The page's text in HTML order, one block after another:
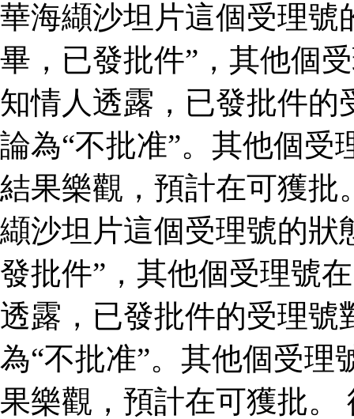
華海纈沙坦片這個受理號
畢，已發批件”，其他個
知情人透露，已發批件的
論為“不批准”。其他個受
結果樂觀，預計在可獲批
纈沙坦片這個受理號的狀
發批件”，其他個受理號
透露，已發批件的受理號
為“不批准”。其他個受理
果樂觀，預計在可獲批。